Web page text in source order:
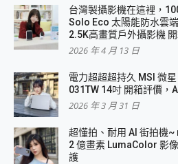
台灣製攝影機在這裡，
Solo Eco 太陽能防水雲
2.5K高畫質戶外攝影機 開
2026 年 4 月 13 日
電力超超超持久 MSI 微
031TW 14吋 開箱評價，
2026 年 3 月 31 日
超懂拍、耐用 AI 街拍機
2 億畫素 LumaColor 影
護